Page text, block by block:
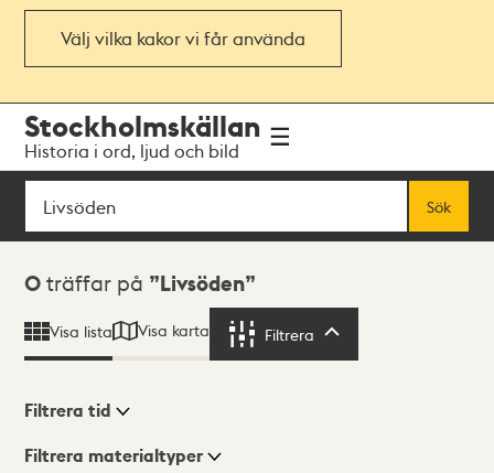
Välj vilka kakor vi får använda
navigationen
huvudinnehållet
Stockholmskällan
Historia i ord, ljud och bild
Sök
Sök
Sökresultat
0 träffar på Livsöden
Visa lista Visa karta Filtrera
Visningsläge
Filtrera tid
Filtrera materialtyper